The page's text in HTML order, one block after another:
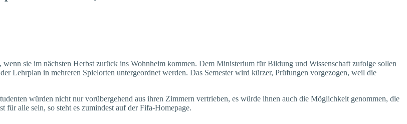
sie im nächsten Herbst zurück ins Wohnheim kommen. Dem Ministerium für Bildung und Wissenschaft zufolge sollen
Lehrplan in mehreren Spielorten untergeordnet werden. Das Semester wird kürzer, Prüfungen vorgezogen, weil die
würden nicht nur vorübergehend aus ihren Zimmern vertrieben, es würde ihnen auch die Möglichkeit genommen, die
alle sein, so steht es zumindest auf der Fifa-Homepage.